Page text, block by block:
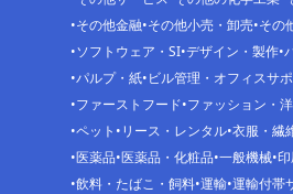
その他金融 その他小売・卸売 その
ソフトウェア・SI デザイン・製作
パルプ・紙 ビル管理・オフィスサ
ファーストフード ファッション・
ペット リース・レンタル 衣服・繊
医薬品 医薬品・化粧品 一般機械
飲料・たばこ・飼料 運輸 運輸付帯